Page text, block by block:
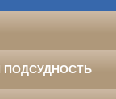
ПОДСУДНОСТЬ